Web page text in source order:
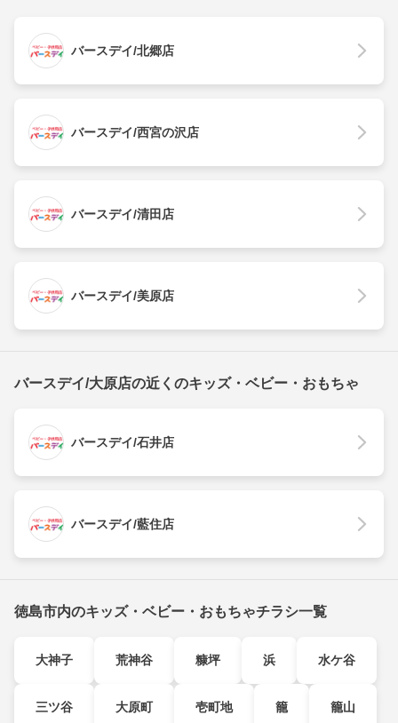
バースデイ/北郷店
バースデイ/西宮の沢店
バースデイ/清田店
バースデイ/美原店
バースデイ/大原店の近くのキッズ・ベビー・おもちゃ
バースデイ/石井店
バースデイ/藍住店
徳島市内のキッズ・ベビー・おもちゃチラシ一覧
大神子 荒神谷 糠坪 浜 水ケ谷
三ツ谷 大原町 壱町地 籠 籠山